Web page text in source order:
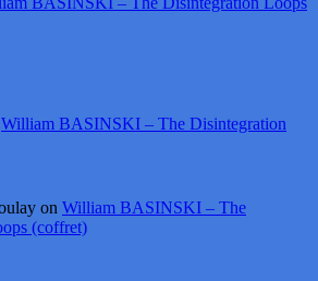
William BASINSKI – The Disintegration
on William BASINSKI – The
(coffret)